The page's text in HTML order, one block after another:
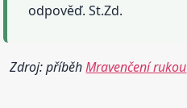
odpověď. St.Zd.
Zdroj: příběhMravenčení rukou